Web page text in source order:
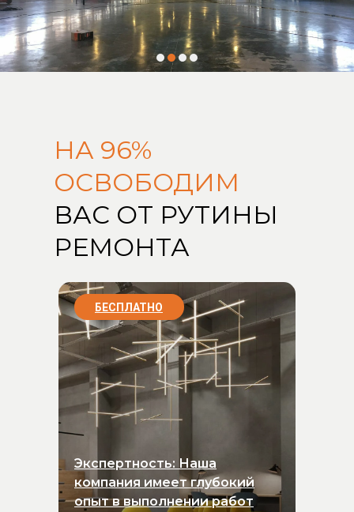
НА 96%
ОСВОБОДИМ
ВАС ОТ РУТИНЫ
РЕМОНТА
Экспертность: Наша
компания имеет глубокий
опыт в выполнении работ
БЕСПЛАТНО